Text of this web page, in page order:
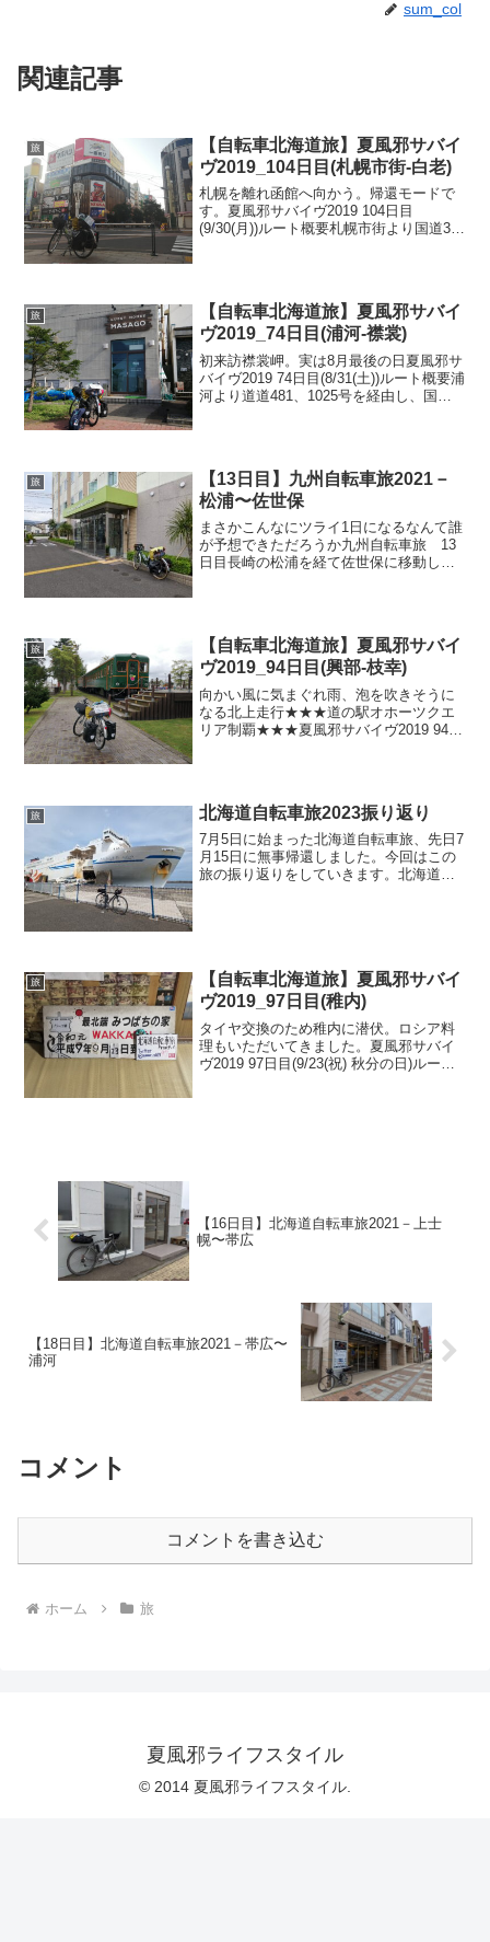
sum_col
関連記事
旅
【自転車北海道旅】夏風邪サバイ
ヴ2019_104日目(札幌市街-白老)
札幌を離れ函館へ向かう。帰還モードで
す。夏風邪サバイヴ2019 104日目
(9/30(月))ルート概要札幌市街より国道36
ト）札幌市...
旅
【自転車北海道旅】夏風邪サバイ
ヴ2019_74日目(浦河-襟裳)
初来訪襟裳岬。実は8月最後の日夏風邪サ
バイヴ2019 74日目(8/31(土))ルート概要浦
河より道道481、1025号を経由し、国道
旅
【13日目】九州自転車旅2021－
松浦〜佐世保
まさかこんなにツライ1日になるなんて誰
が予想できただろうか九州自転車旅 13
日目長崎の松浦を経て佐世保に移動しま
になりました。メン...
旅
【自転車北海道旅】夏風邪サバイ
ヴ2019_94日目(興部-枝幸)
向かい風に気まぐれ雨、泡を吹きそうに
なる北上走行★★★道の駅オホーツクエ
リア制覇★★★夏風邪サバイヴ2019 94日
旅 北海道自転車旅2023振り返り
7月5日に始まった北海道自転車旅、先日7
月15日に無事帰還しました。今回はこの
旅の振り返りをしていきます。北海道自
旅
【自転車北海道旅】夏風邪サバイ
ヴ2019_97日目(稚内)
タイヤ交換のため稚内に潜伏。ロシア料
理もいただいてきました。夏風邪サバイ
ヴ2019 97日目(9/23(祝) 秋分の日)ルート
【16日目】北海道自転車旅2021－上士
幌〜帯広
【18日目】北海道自転車旅2021－帯広〜
浦河
コメント
コメントを書き込む
ホーム 旅
夏風邪ライフスタイル
© 2014 夏風邪ライフスタイル.